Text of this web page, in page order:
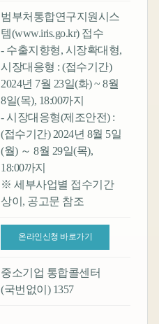
범부처통합연구지원시스
템(www.iris.go.kr)접수
- 수출지향형, 시장확대형,
시장대응형 : (접수기간)
2024년 7월 23일(화) ~ 8월
8일(목), 18:00까지
- 시장대응형(제조안전) :
(접수기간) 2024년 8월 5일
(월) ～ 8월 29일(목),
18:00까지
※ 세부사업별 접수기간
상이, 공고문 참조
온라인신청 바로가기
중소기업 통합콜센터
(국번없이) 1357